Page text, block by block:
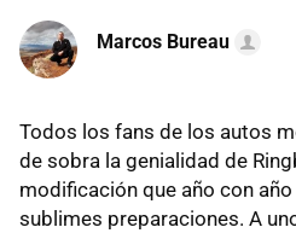
Marcos Bureau
Todos los fans de los autos
de sobra la genialidad de
modificación que año con
sublimes preparaciones. A